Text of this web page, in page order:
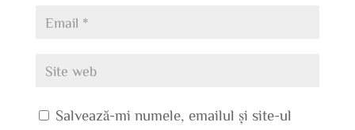
Salvează-mi numele, emailul și site-ul